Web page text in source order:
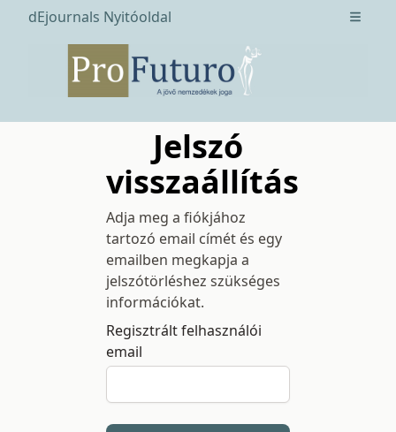
dEjournals Nyitóoldal Open
Jelszó
visszaállítás
Adja meg a fiókjához
tartozó email címét és egy
emailben megkapja a
jelszótörléshez szükséges
információkat.
Regisztrált felhasználói
email